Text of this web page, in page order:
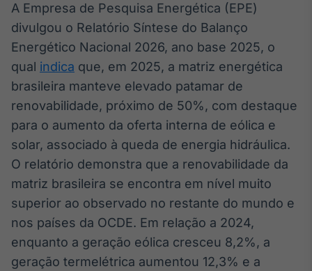
Broadcast
APIs para
integração de
conteúdos e
dados
Broadcast
Ticker
Cotações e
notícias
Broadcast
Widgets
Componentes
A Empresa de Pesquisa Energética (EPE)
divulgou o Relatório Síntese do Balanço
Energético Nacional 2026, ano base 2025, o
qual indica que, em 2025, a matriz energética
brasileira manteve elevado patamar de
renovabilidade, próximo de 50%, com destaque
para o aumento da oferta interna de eólica e
solar, associado à queda de energia hidráulica.
O relatório demonstra que a renovabilidade da
matriz brasileira se encontra em nível muito
superior ao observado no restante do mundo e
nos países da OCDE. Em relação a 2024,
enquanto a geração eólica cresceu 8,2%, a
geração termelétrica aumentou 12,3% e a